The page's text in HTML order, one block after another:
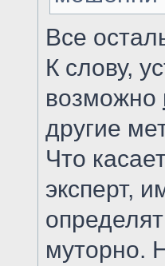
Все
К слову,
возможно
другие
Что
эксперт,
муторно.